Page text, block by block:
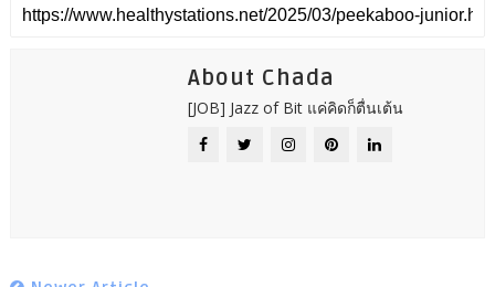
About Chada
[JOB] Jazz of Bit แค่คิดก็ตื่นเต้น